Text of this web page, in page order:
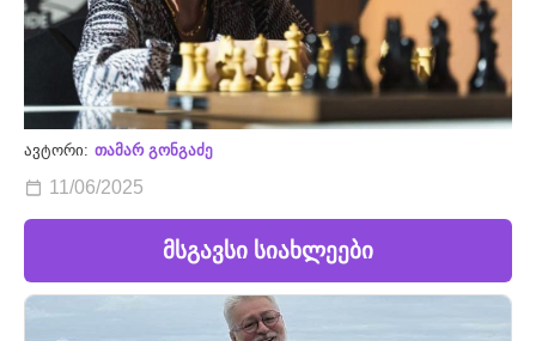
ავტორი: თამარ გონგაძე
11/06/2025
მსგავსი სიახლეები